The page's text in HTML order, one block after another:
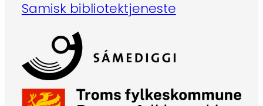
Samisk bibliotektjeneste